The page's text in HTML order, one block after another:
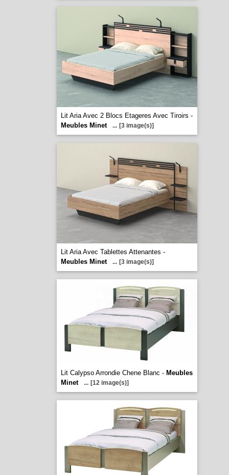
Lit Aria Avec 2 Blocs Etageres Avec Tiroirs -
Meubles Minet
... [3 image(s)]
Lit Aria Avec Tablettes Attenantes -
Meubles Minet
... [3 image(s)]
Lit Calypso Arrondie Chene Blanc - Meubles
Minet
... [12 image(s)]